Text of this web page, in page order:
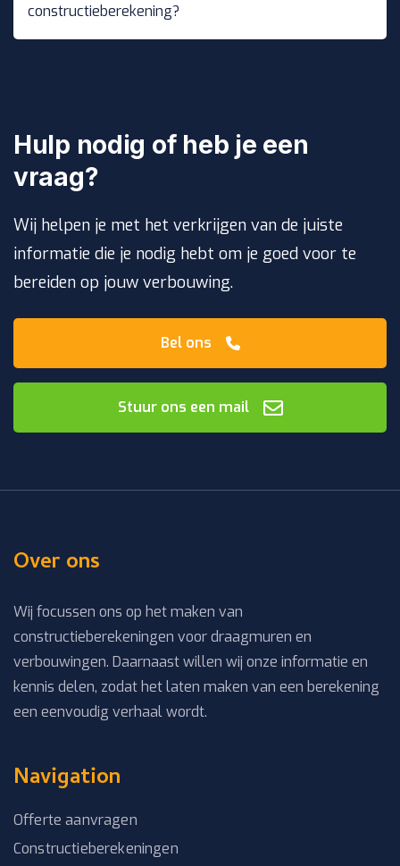
constructieberekening?
Hulp nodig of heb je een
vraag?
Wij helpen je met het verkrijgen van de juiste
informatie die je nodig hebt om je goed voor te
bereiden op jouw verbouwing.
Bel ons
Stuur ons een mail
Over ons
Wij focussen ons op het maken van
constructieberekeningen voor draagmuren en
verbouwingen. Daarnaast willen wij onze informatie en
kennis delen, zodat het laten maken van een berekening
een eenvoudig verhaal wordt.
Navigation
Offerte aanvragen
Constructieberekeningen